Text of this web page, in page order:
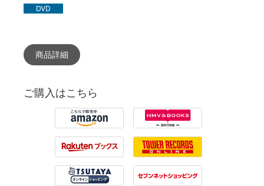
DVD
商品詳細
ご購入はこちら
Amazon HMV
Rakuten Tower Records